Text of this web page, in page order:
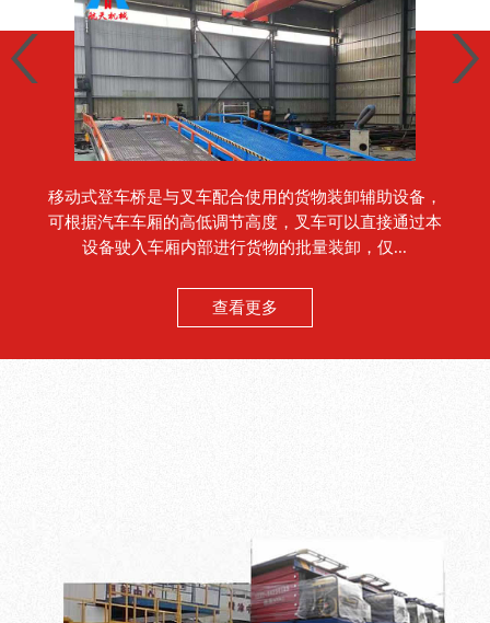
移动式登车桥是与叉车配合使用的货物装卸辅助设备，
可根据汽车车厢的高低调节高度，叉车可以直接通过本
设备驶入车厢内部进行货物的批量装卸，仅...
查看更多